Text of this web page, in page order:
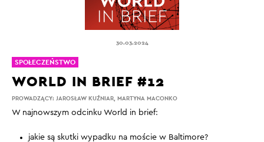
30.03.2024
PROWADZĄCY: JAROSŁAW KUŹNIAR, MARTYNA MACONKO
WORLD IN BRIEF #12
W najnowszym odcinku World in brief:
jakie są skutki wypadku na moście w Baltimore?
SPOŁECZEŃSTWO